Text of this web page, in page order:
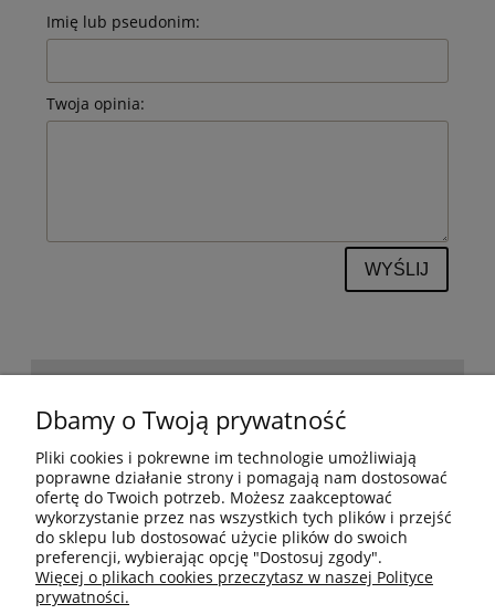
Imię lub pseudonim:
Twoja opinia:
WYŚLIJ
BESTSELLERY
MOJE KONTO
Dbamy o Twoją prywatność
Pliki cookies i pokrewne im technologie umożliwiają
poprawne działanie strony i pomagają nam dostosować
ofertę do Twoich potrzeb. Możesz zaakceptować
wykorzystanie przez nas wszystkich tych plików i przejść
do sklepu lub dostosować użycie plików do swoich
preferencji, wybierając opcję "Dostosuj zgody".
Więcej o plikach cookies przeczytasz w naszej Polityce
prywatności.